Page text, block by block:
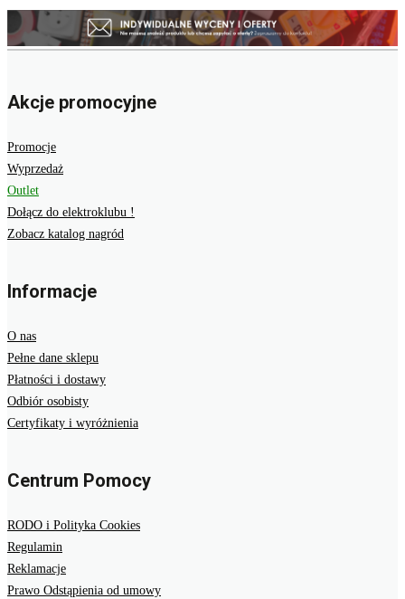
Akcje promocyjne
Promocje
Wyprzedaż
Outlet
Dołącz do elektroklubu !
Zobacz katalog nagród
Informacje
O nas
Pełne dane sklepu
Płatności i dostawy
Odbiór osobisty
Certyfikaty i wyróżnienia
Centrum Pomocy
RODO i Polityka Cookies
Regulamin
Reklamacje
Prawo Odstąpienia od umowy